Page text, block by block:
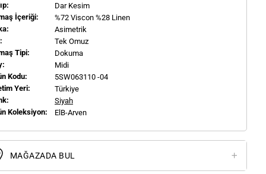
Dar Kesim
İçeriği:
%72 Viscon %28 Linen
Asimetrik
Tek Omuz
Tipi:
Dokuma
Midi
Kodu:
5SW063110 -04
Yeri:
Türkiye
Siyah
Koleksiyon:
ElB-Arven
MAĞAZADA BUL